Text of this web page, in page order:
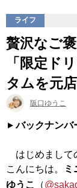
ライフ
贅沢なご
「限定ド
タムを元
阪口ゆうこ
バックナンバ
はじめまして
こんにちは。
ミ
ゆうこ
（